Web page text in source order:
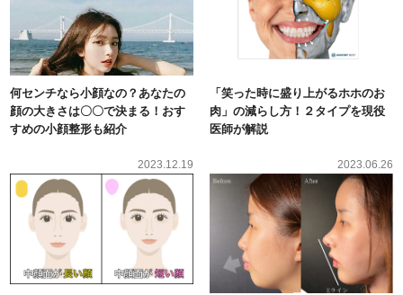
何センチなら小顔なの？あなたの
顔の大きさは〇〇で決まる！おす
すめの小顔整形も紹介
「笑った時に盛り上がるホホのお
肉」の減らし方！２タイプを現役
医師が解説
2023.12.19 2023.06.26